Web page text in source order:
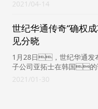
2021 04-14
世纪华通传奇“确权成
见分晓
1月28日，世纪华通发
子公司亚拓士在韩国
韩国高等法院驳回了《传
2021 01-30